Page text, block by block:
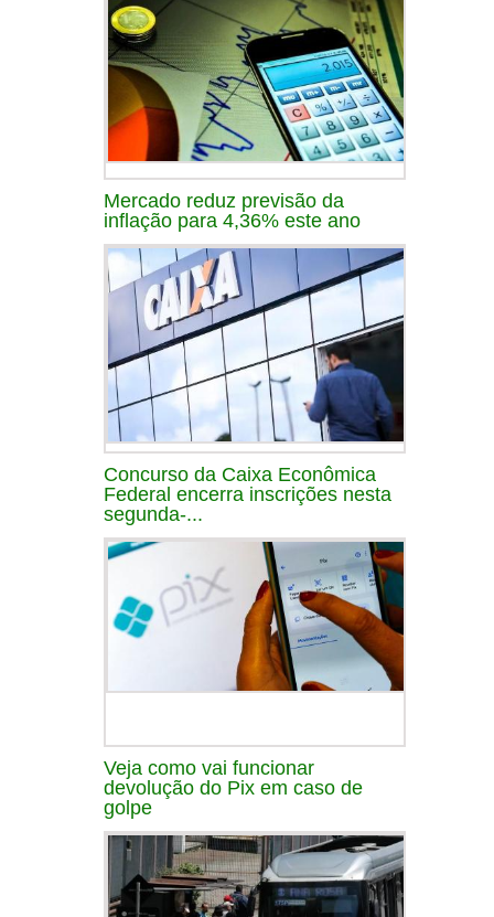
Mercado reduz previsão da
inflação para 4,36% este ano
Concurso da Caixa Econômica
Federal encerra inscrições nesta
segunda-...
Veja como vai funcionar
devolução do Pix em caso de
golpe